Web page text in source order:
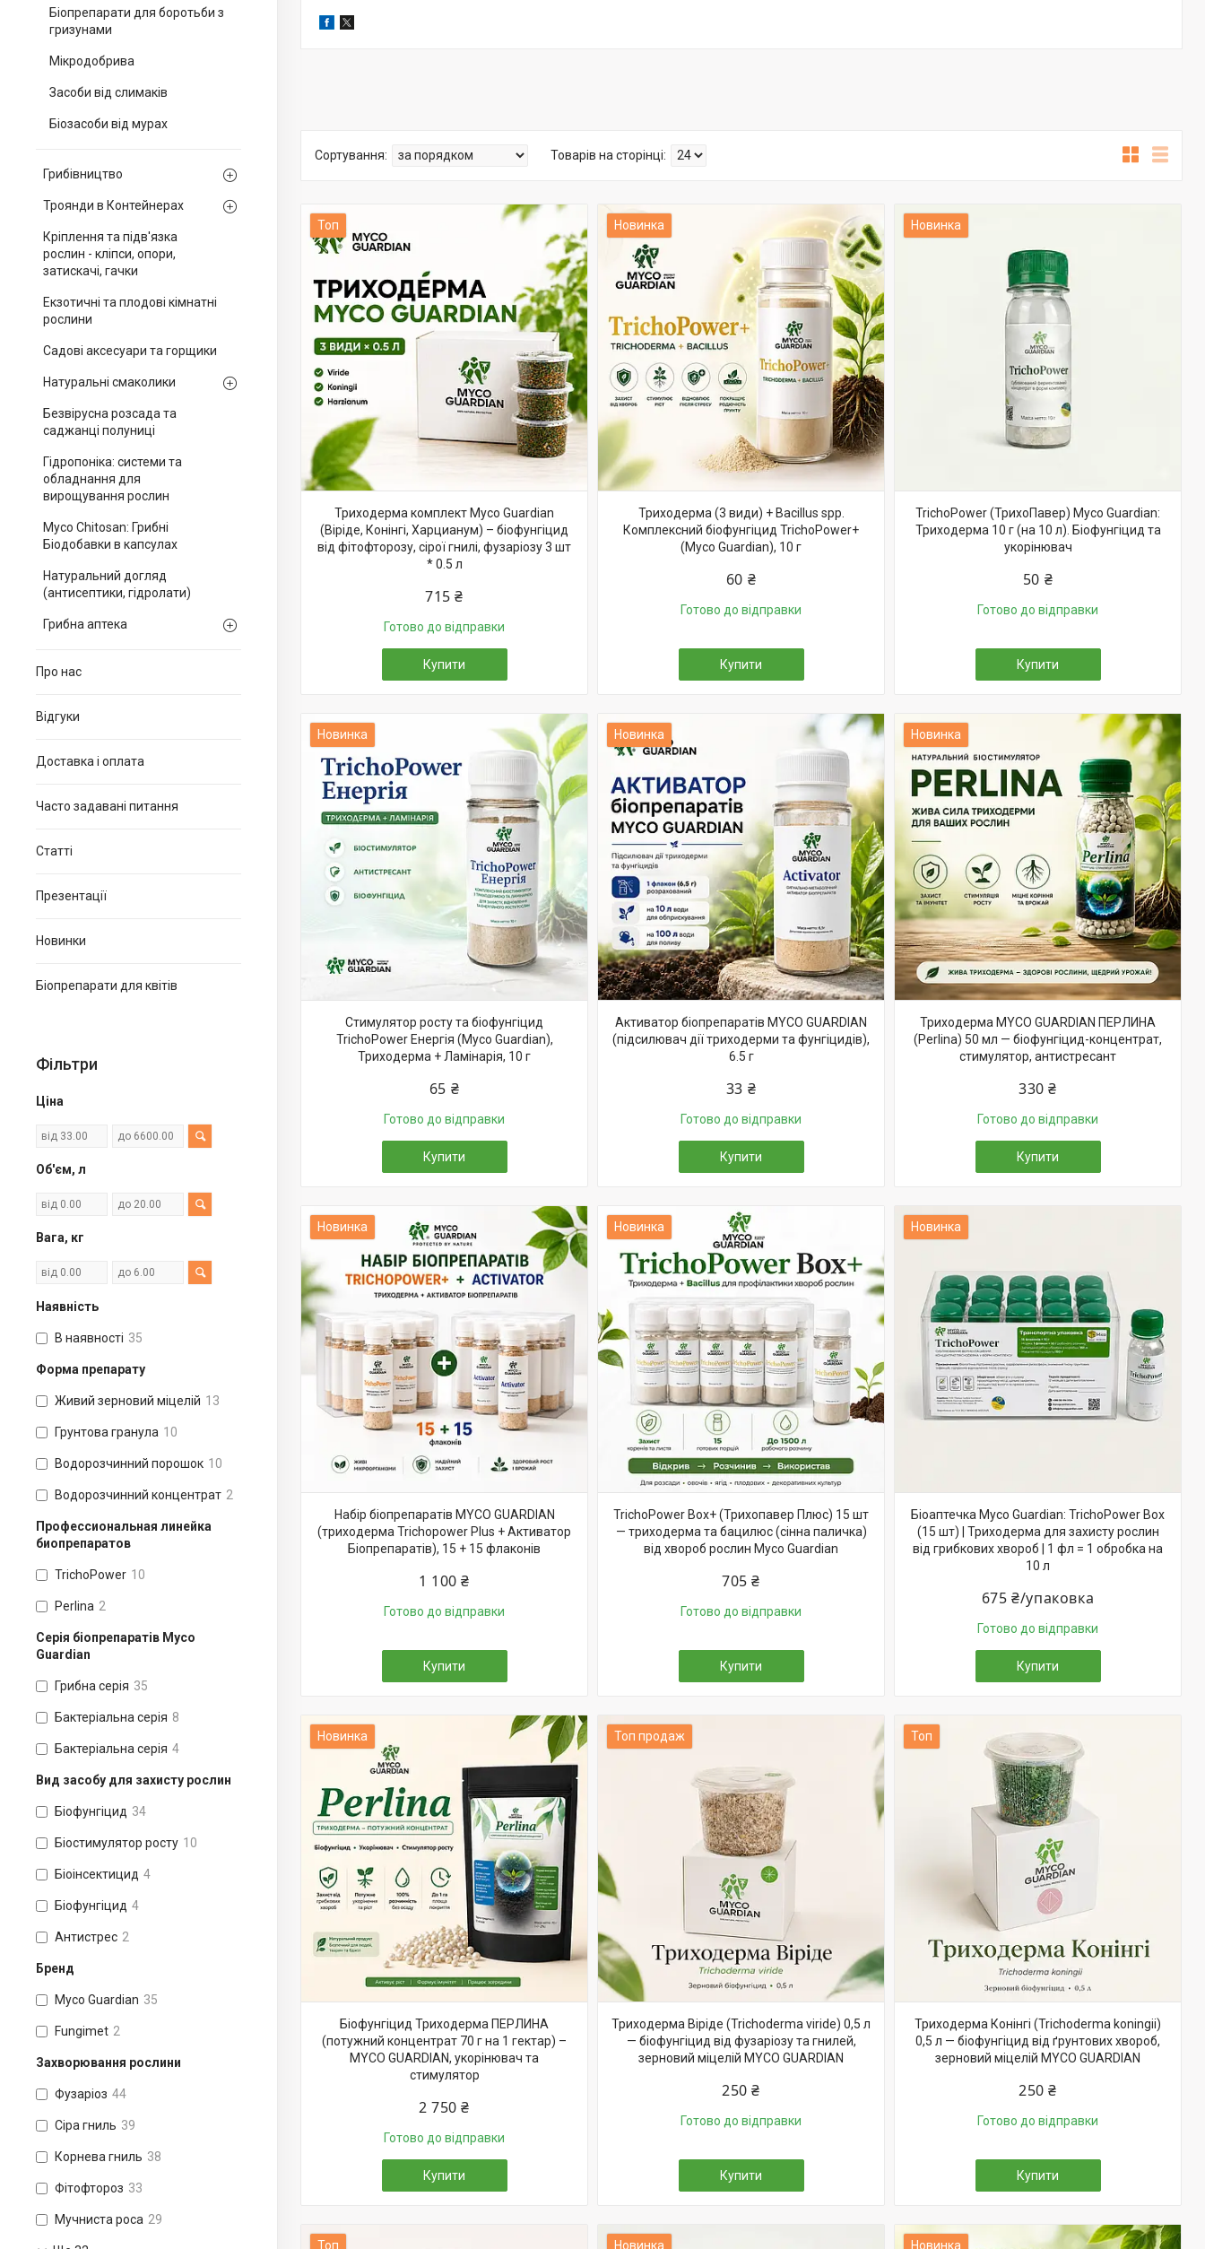
Біопрепарати для боротьби з
гризунами
Мікродобрива
Засоби від слимаків
Біозасоби від мурах
Грибівництво
Троянди в Контейнерах
Кріплення та підв'язка
рослин - кліпси, опори,
затискачі, гачки
Екзотичні та плодові кімнатні
рослини
Садові аксесуари та горщики
Натуральні смаколики
Безвірусна розсада та
саджанці полуниці
Гідропоніка: системи та
обладнання для
вирощування рослин
Myco Chitosan: Грибні
Біодобавки в капсулах
Натуральний догляд
(антисептики, гідролати)
Грибна аптека
Про нас
Відгуки
Доставка і оплата
Часто задавані питання
Статті
Презентації
Новинки
Біопрепарати для квітів
Фільтри
Ціна
Об'єм, л
Вага, кг
Наявність
В наявності 35
Форма препарату
Живий зерновий міцелій 13
Грунтова гранула 10
Водорозчинний порошок 10
Водорозчинний концентрат 2
Профессиональная линейка
биопрепаратов
TrichoPower 10
Perlina 2
Серія біопрепаратів Myco
Guardian
Грибна серія 35
Бактеріальна серія 8
Бактеріальна серія 4
Вид засобу для захисту рослин
Біофунгіцид 34
Біостимулятор росту 10
Біоінсектицид 4
Біофунгіцид 4
Антистрес 2
Бренд
Myco Guardian 35
Fungimet 2
Захворювання рослини
Фузаріоз 44
Сіра гниль 39
Корнева гниль 38
Фітофтороз 33
Муч­нис­та ро­са 29
Топ
Триходерма комплект Myco Guardian
(Віріде, Конінгі, Харцианум) – біофунгіцид
від фітофторозу, сірої гнилі, фузаріозу 3 шт
* 0.5 л
715 ₴
Готово до відправки
Купити
Новинка
Триходерма (3 види) + Bacillus spp.
Комплексний біофунгіцид TrichoPower+
(Myco Guardian), 10 г
60 ₴
Готово до відправки
Купити
Новинка
TrichoPower (ТрихоПавер) Myco Guardian:
Триходерма 10 г (на 10 л). Біофунгіцид та
укорінювач
50 ₴
Готово до відправки
Купити
Новинка
Стимулятор росту та біофунгіцид
TrichoPower Енергія (Myco Guardian),
Триходерма + Ламінарія, 10 г
65 ₴
Готово до відправки
Купити
Новинка
Активатор біопрепаратів MYCO GUARDIAN
(підсилювач дії триходерми та фунгіцидів),
6.5 г
33 ₴
Готово до відправки
Купити
Новинка
Триходерма MYCO GUARDIAN ПЕРЛИНА
(Perlina) 50 мл — біофунгіцид-концентрат,
стимулятор, антистресант
330 ₴
Готово до відправки
Купити
Новинка
Набір біопрепаратів MYCO GUARDIAN
(триходерма Trichopower Plus + Активатор
Біопрепаратів), 15 + 15 флаконів
1 100 ₴
Готово до відправки
Купити
Новинка
TrichoPower Box+ (Трихопавер Плюс) 15 шт
— триходерма та бацилюс (сінна паличка)
від хвороб рослин Myco Guardian
705 ₴
Готово до відправки
Купити
Новинка
Біоаптечка Myco Guardian: TrichoPower Box
(15 шт) | Триходерма для захисту рослин
від грибкових хвороб | 1 фл = 1 обробка на
10 л
675 ₴/упаковка
Готово до відправки
Купити
Новинка
Біофунгіцид Триходерма ПЕРЛИНА
(потужний концентрат 70 г на 1 гектар) –
MYCO GUARDIAN, укорінювач та
стимулятор
2 750 ₴
Готово до відправки
Купити
Топ продаж
Триходерма Віріде (Trichoderma viride) 0,5 л
— біофунгіцид від фузаріозу та гнилей,
зерновий міцелій MYCO GUARDIAN
250 ₴
Готово до відправки
Купити
Топ
Триходерма Конінгі (Trichoderma koningii)
0,5 л — біофунгіцид від ґрунтових хвороб,
зерновий міцелій MYCO GUARDIAN
250 ₴
Готово до відправки
Купити
Топ Новинка Новинка